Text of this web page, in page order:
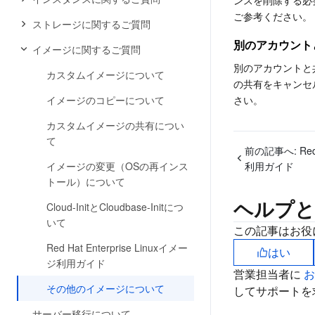
ストレージに関するご質問
イメージに関するご質問
カスタムイメージについて
イメージのコピーについて
カスタムイメージの共有につい
て
イメージの変更（OSの再インス
トール）について
Cloud-InitとCloudbase-Initにつ
いて
Red Hat Enterprise Linuxイメー
ジ利用ガイド
その他のイメージについて
ご参考ください。
別のアカウン
別のアカウント
の共有をキャン
さい。
前の記事へ:
利用ガイド
ヘルプ
この記事はお
はい
営業担当者に
してサポート